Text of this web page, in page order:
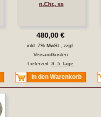
n.Chr., ss
480,00 €
inkl. 7% MwSt., zzgl.
Versandkosten
Lieferzeit: 3–5 Tage
In den Warenkorb